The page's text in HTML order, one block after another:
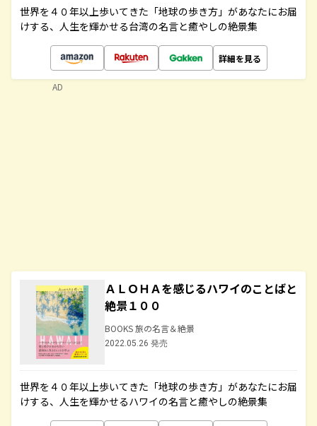
世界を４０年以上歩いてきた「地球の歩き方」があなたにお届
けする、人生を輝かせる台湾の名言と癒やしの絶景集
詳細を見る
ＡＬＯＨＡを感じるハワイのことばと
絶景１００
BOOKS 旅の名言＆絶景
2022.05.26 発売
世界を４０年以上歩いてきた「地球の歩き方」があなたにお届
けする、人生を輝かせるハワイの名言と癒やしの絶景集
AD